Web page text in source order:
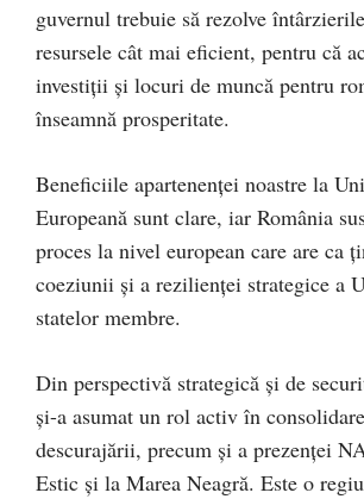
guvernul trebuie să rezolve
resursele cât mai eficient, pentru că
investiții și locuri de muncă pentru
înseamnă prosperitate.
Beneficiile apartenenței noastre la
Europeană sunt clare, iar România
proces la nivel european care are ca
coeziunii și a rezilienței strategice a
statelor membre.
Din perspectivă strategică și de
și-a asumat un rol activ în
descurajării, precum și a prezenței
Estic și la Marea Neagră. Este o